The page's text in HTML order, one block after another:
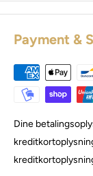
Payment &
Dine